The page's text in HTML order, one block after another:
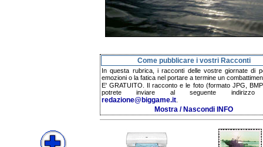
Come pubblicare i vostri Racconti
In questa rubrica, i racconti delle vostre giornate di
emozioni o la fatica nel portare a termine un
E' GRATUITO. Il racconto e le foto (formato JPG,
potrete inviare al seguente indirizzo
redazione@biggame.it
Mostra / Nascondi INFO